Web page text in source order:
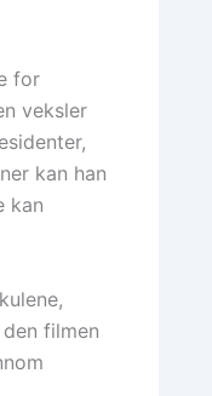
for
veksler
kan han
kan
filmen